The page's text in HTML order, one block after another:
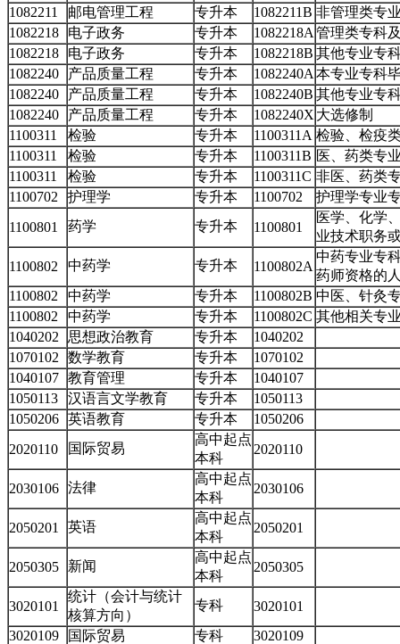
1082211 邮电管理工程 专升本 1082211B 非管理类专
1082218
电子政务 专升本 1082218A 管理类专科
1082218
电子政务 专升本 1082218B 其他专业专
1082240
产品质量工程 专升本 1082240A 本专业专科
1082240
产品质量工程 专升本 1082240B 其他专业专
1082240
产品质量工程 专升本 1082240X 大选修制
1100311
检验 专升本 1100311A 检验、检疫
1100311
检验 专升本 1100311B 医、药类专
1100311
检验 专升本 1100311C 非医、药类
1100702
护理学 专升本 1100702
护理学专业
1100801
药学 专升本 1100801
医学、化学
业技术职务
1100802
中药学 专升本 1100802A
中药专业专
药师资格的
1100802
中药学 专升本 1100802B 中医、针灸
1100802
中药学 专升本 1100802C 其他相关专
1040202
思想政治教育 专升本
1040202
1070102
数学教育 专升本
1070102
1040107 教育管理 专升本
1040107
1050113
汉语言文学教育 专升本
1050113
1050206 英语教育 专升本
1050206
2020110
国际贸易
高中起点
本科
2020110
2030106 法律
高中起点
本科
2030106
2050201 英语
高中起点
本科
2050201
2050305 新闻
高中起点
本科
2050305
3020101
统计（会计与统计
核算方向）
专科
3020101
3020109
国际贸易 专科
3020109